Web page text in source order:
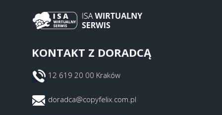
KONTAKT Z DORADCĄ
12 619 20 00 Kraków
doradca@copyfelix.com.pl